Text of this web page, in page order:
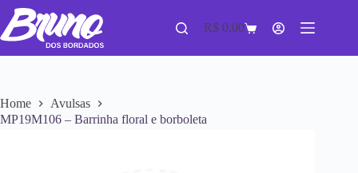
R$ 0,00
Home
Avulsas
MP19M106 – Barrinha floral e borboleta